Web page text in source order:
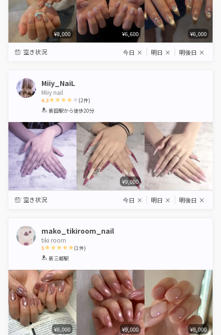
¥8,000 ¥6,600 ¥6,000
空き状況 今日 × 明日 × 明後日 ×
Miiy_NaiL
Miiy nail
4.3
1 2 3 4 5
(2件)
新田駅から徒歩20分
¥9,000
空き状況 今日 × 明日 × 明後日 ×
mako_tikiroom_nail
tiki room
5
1 2 3 4 5
(1件)
新三郷駅
¥8,000 ¥9,000 ¥8,000